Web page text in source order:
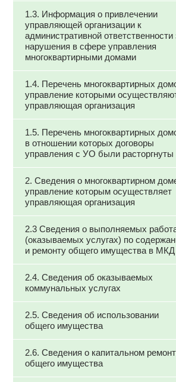
1.3. Информация о привлечении
управляющей организации к
административной ответственности
нарушения в сфере управления
многоквартирными домами
1.4. Перечень многоквартирных
управление которыми
управляющая организация
1.5. Перечень многоквартирных
в отношении которых договоры
управления с УО были расторгнуты
2. Сведения о многоквартирном
управление которым осуществляет
управляющая организация
2.3 Сведения о выполняемых
(оказываемых услугах) по
и ремонту общего имущества в МКД
2.4. Сведения об оказываемых
коммунальных услугах
2.5. Сведения об использовании
общего имущества
2.6. Сведения о капитальном
общего имущества